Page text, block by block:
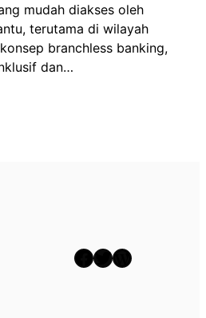
mudah diakses oleh
terutama di wilayah
branchless banking,
dan…
Facebook Twitter WordPress